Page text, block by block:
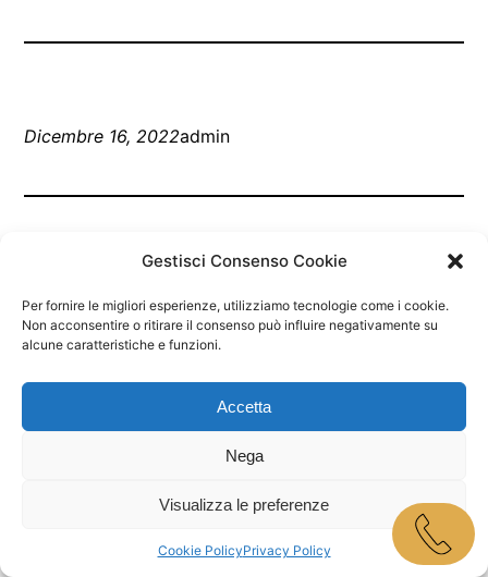
Gestisci Consenso Cookie
Per fornire le migliori esperienze, utilizziamo tecnologie come i cookie.
Non acconsentire o ritirare il consenso può influire negativamente su
alcune caratteristiche e funzioni.
Accetta
Nega
Visualizza le preferenze
Cookie PolicyPrivacy Policy
Dicembre 16, 2022admin
Marley Bar Jesolo
WordPress